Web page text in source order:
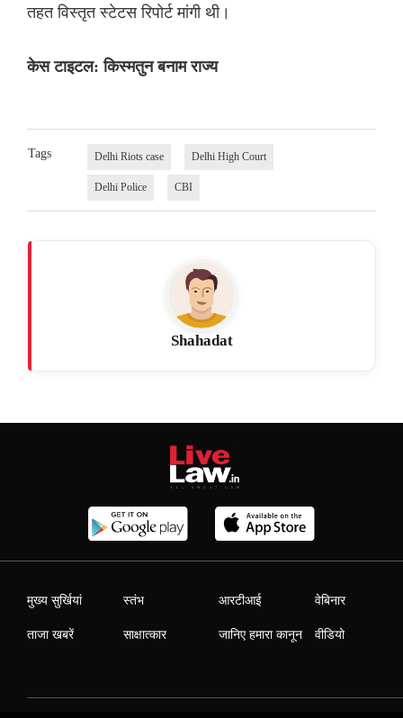
तहत विस्तृत स्टेटस रिपोर्ट मांगी थी।
केस टाइटल: किस्मतुन बनाम राज्य
Tags Delhi Riots case Delhi High Court
Delhi Police CBI
Shahadat
मुख्य सुर्खियां
ताजा खबरें
स्तंभ
साक्षात्कार
आरटीआई
जानिए हमारा कानून
वेबिनार
वीडियो